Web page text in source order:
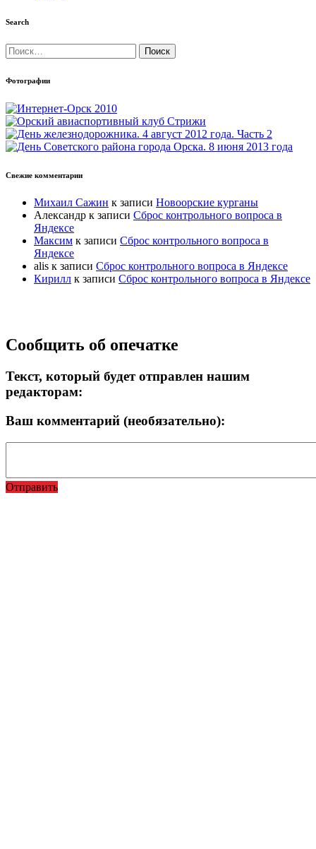
Search
Найти:
Фотографии
Свежие комментарии
Михаил Сажин к записи Новоорские курганы
Александр к записи Сброс контрольного вопроса в
Яндексе
Максим к записи Сброс контрольного вопроса в
Яндексе
alis к записи Сброс контрольного вопроса в Яндексе
Кирилл к записи Сброс контрольного вопроса в Яндексе
Прокрутка
вверх
Сообщить об опечатке
Текст, который будет отправлен нашим
редакторам:
Ваш комментарий (необязательно):
Отправить